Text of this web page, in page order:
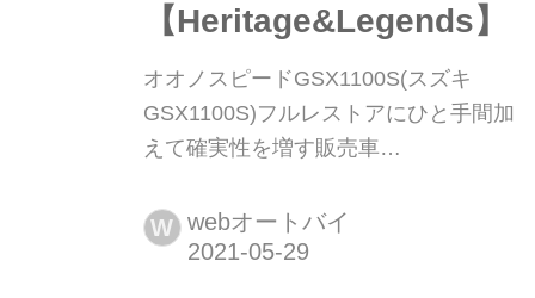
【Heritage&Legends】
オオノスピードGSX1100S(スズキ
GSX1100S)フルレストアにひと手間加
えて確実性を増す販売車
ジェンズ|Heritage & Legends 愛車との
バイクライフを、より豊かに楽しむた
W webオートバイ